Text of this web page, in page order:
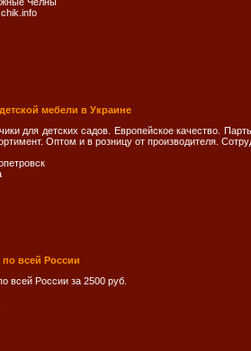
мебели в Украине
для детских садов. Европейское качество.
Оптом и в розницу от производителя.
всей России
всей России за 2500 руб.